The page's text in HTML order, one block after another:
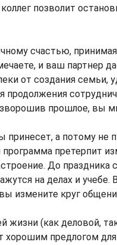
позволит
счастью,
и ваш партнер
от создания семьи,
прошлое, вы
а потому не
претерпит
До праздника
на делах и учебе.
измените круг
(как деловой,
хорошим предлогом